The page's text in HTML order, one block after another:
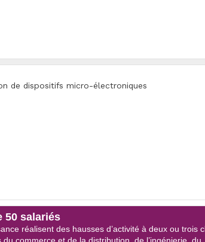
de dispositifs micro-électroniques
50 salariés
réalisent des hausses d’activité à deux ou trois
commerce et de la distribution, de l’ingénierie, du